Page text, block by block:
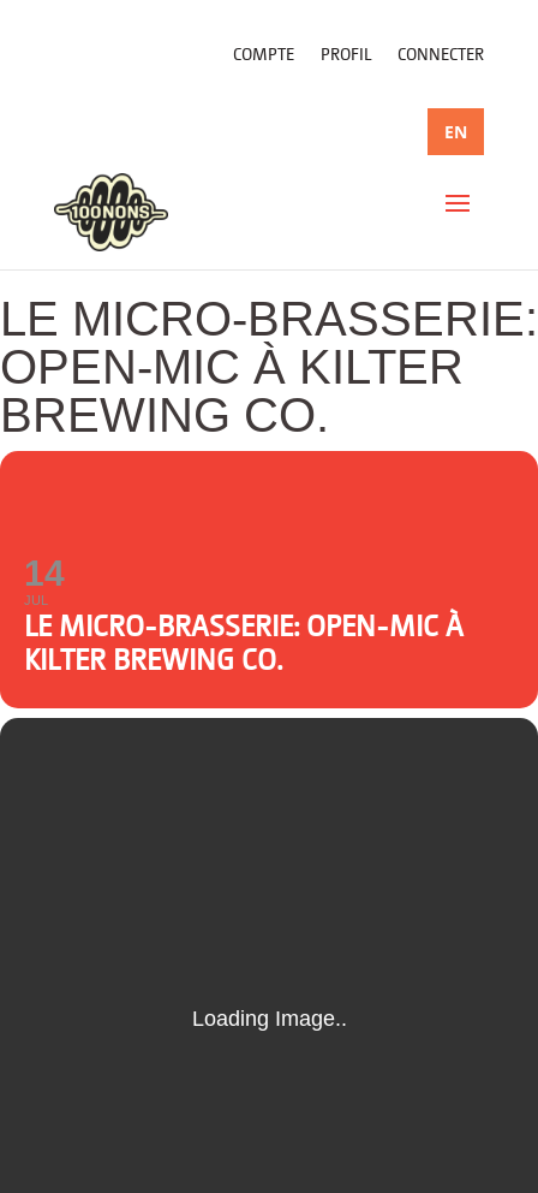
COMPTE PROFIL CONNECTER
EN
LE MICRO-BRASSERIE:
OPEN-MIC À KILTER
BREWING CO.
14
JUL
LE MICRO-BRASSERIE: OPEN-MIC À
KILTER BREWING CO.